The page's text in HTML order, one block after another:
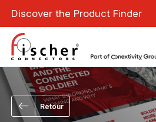
Discover the Product Finder
Retour